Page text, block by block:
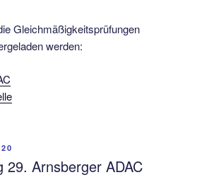
Gleichmäßigkeitsprüfungen
werden:
29. Arnsberger ADAC